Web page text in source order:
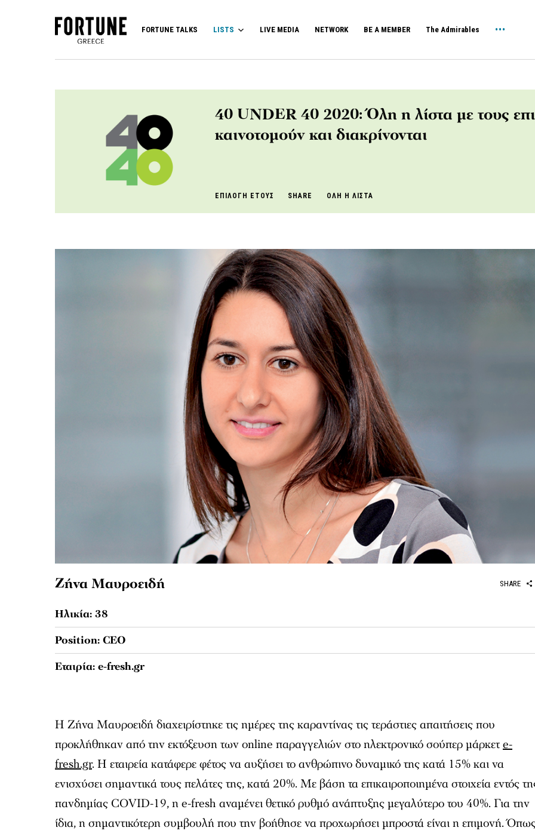
FORTUNE TALKS LISTS LIVE MEDIA NETWORK BE A MEMBER The Admirables
40 UNDER 40 2020: Όλη η λίστα με τους
καινοτομούν και διακρίνονται
ΕΠΙΛΟΓΗ ΕΤΟΥΣ SHARE ΟΛΗ Η ΛΙΣΤΑ
Ζήνα Μαυροειδή SHARE
Ηλικία: 38
Position: CEO
Εταιρία: e-fresh.gr
Η Ζήνα Μαυροειδή διαχειρίστηκε τις ημέρες της καραντίνας τις τεράστιες απαιτήσεις που
προκλήθηκαν από την εκτόξευση των online παραγγελιών στο ηλεκτρονικό σούπερ μάρκετe-
fresh.gr. Η εταιρεία κατάφερε φέτος να αυξήσει το ανθρώπινο δυναμικό της κατά 15% και να
ενισχύσει σημαντικά τους πελάτες της, κατά 20%. Με βάση τα επικαιροποιημένα στοιχεία εντός
πανδημίας COVID-19, η e-fresh αναμένει θετικό ρυθμό ανάπτυξης μεγαλύτερο του 40%. Για την
ίδια, η σημαντικότερη συμβουλή που την βοήθησε να προχωρήσει μπροστά είναι η επιμονή.